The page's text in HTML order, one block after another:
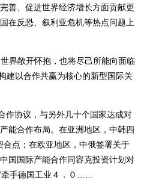
善、促进世界经济增长方面贡献更
在反恐、叙利亚危机等热点问题上
界敞开怀抱，也将尽己所能向面临
建以合作共赢为核心的新型国际关
协议，与另外几十个国家达成对
能合作布局。在亚洲地区，中韩四
合点；在欧亚地区，中俄签署关于
国国际产能合作同容克投资计划对
牵手德国工业４．０……